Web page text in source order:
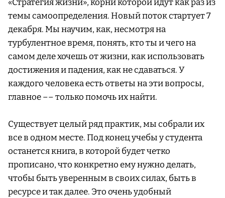
«Стратегия жизни», корни которой идут как раз из
темы самоопределения. Новый поток стартует 7
декабря. Мы научим, как, несмотря на
турбулентное время, понять, кто ты и чего на
самом деле хочешь от жизни, как использовать
достижения и падения, как не сдаваться. У
каждого человека есть ответы на эти вопросы,
главное –– только помочь их найти.
Существует целый ряд практик, мы собрали их
все в одном месте. Под конец учебы у студента
останется книга, в которой будет четко
прописано, что конкретно ему нужно делать,
чтобы быть уверенным в своих силах, быть в
ресурсе и так далее. Это очень удобный